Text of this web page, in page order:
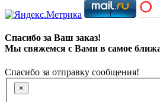
Спасибо за Ваш заказ!
Мы свяжемся с Вами в самое
Спасибо за отправку сообщения!
×